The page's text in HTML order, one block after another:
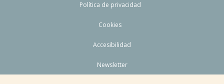
Política de privacidad
Cookies
Accesibilidad
Newsletter